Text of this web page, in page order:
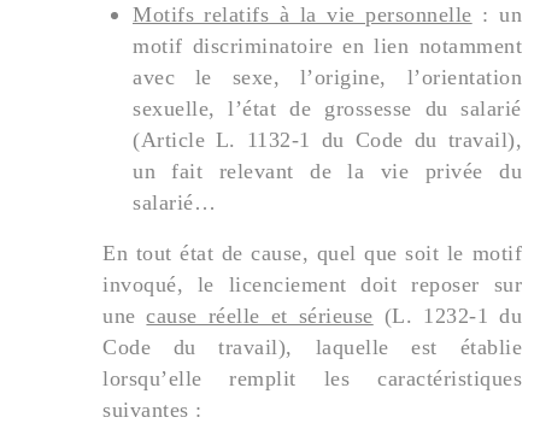
Motifs relatifs à la vie personnelle : un
motif discriminatoire en lien notamment
avec le sexe, l’origine, l’orientation
sexuelle, l’état de grossesse du salarié
(Article L. 1132-1 du Code du travail),
un fait relevant de la vie privée du
salarié…
En tout état de cause, quel que soit le motif
invoqué, le licenciement doit reposer sur
unecause réelle et sérieuse (L. 1232-1 du
Code du travail), laquelle est établie
lorsqu’elle remplit les caractéristiques
suivantes :